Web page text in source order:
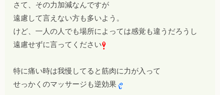
さて、その力加減なんですが
遠慮して言えない方も多いよう。
けど、一人の人でも場所によっては感覚も違うだろうし
遠慮せずに言ってください
特に痛い時は我慢してると筋肉に力が入って
せっかくのマッサージも逆効果